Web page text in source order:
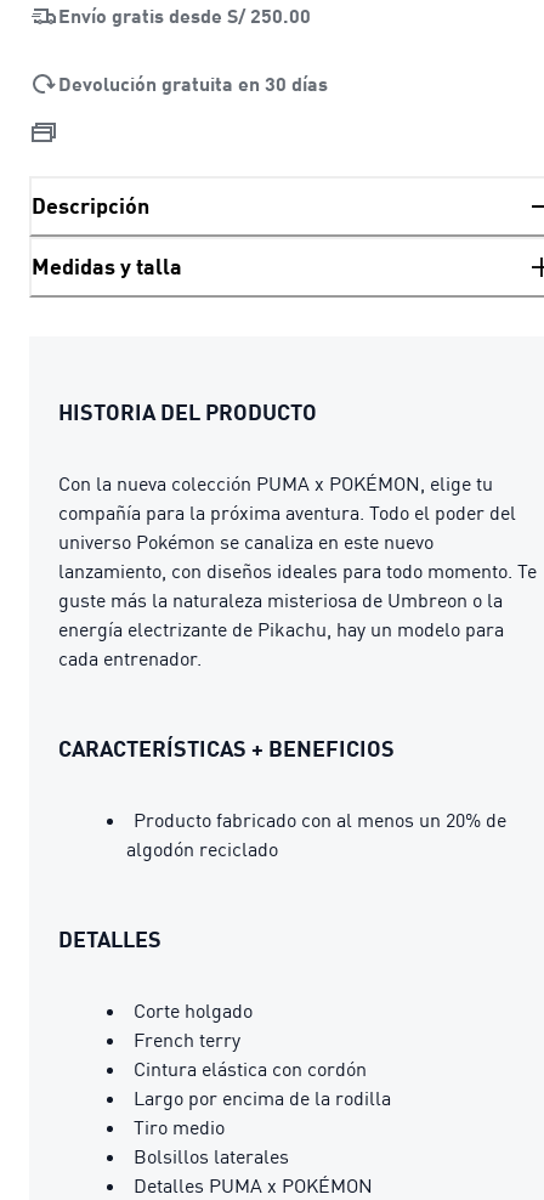
Envío gratis desde S/ 250.00
Devolución gratuita en 30 días
Descripción
Medidas y talla
HISTORIA DEL PRODUCTO
Con la nueva colección PUMA x POKÉMON, elige tu
compañía para la próxima aventura. Todo el poder del
universo Pokémon se canaliza en este nuevo
lanzamiento, con diseños ideales para todo momento. Te
guste más la naturaleza misteriosa de Umbreon o la
energía electrizante de Pikachu, hay un modelo para
cada entrenador.
CARACTERÍSTICAS + BENEFICIOS
Producto fabricado con al menos un 20% de
algodón reciclado
DETALLES
Corte holgado
French terry
Cintura elástica con cordón
Largo por encima de la rodilla
Tiro medio
Bolsillos laterales
Detalles PUMA x POKÉMON